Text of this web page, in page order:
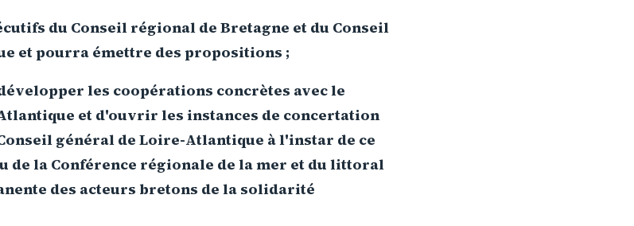
du Conseil régional de Bretagne et du Conseil
et pourra émettre des propositions ;
les coopérations concrètes avec le
et d'ouvrir les instances de concertation
général de Loire-Atlantique à l'instar de ce
de la Conférence régionale de la mer et du littoral
des acteurs bretons de la solidarité